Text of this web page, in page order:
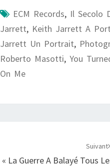
ECM Records, Il Secolo
Jarrett, Keith Jarrett A
Jarrett Un Portrait,
Roberto Masotti, You
On Me
Suivant
« La Guerre A Balayé Tous